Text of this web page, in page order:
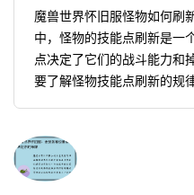
魔兽世界怀旧服怪物如何刷
中，怪物的技能点刷新是一
点决定了它们的战斗能力和
要了解怪物技能点刷新的规